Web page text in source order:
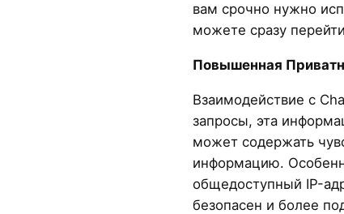
вам срочно нужно
можете сразу
Повышенная
Взаимодействие с
запросы, эта
может содержать
информацию.
общедоступный IP-
безопасен и более